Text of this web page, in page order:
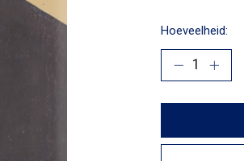
Hoeveelheid: